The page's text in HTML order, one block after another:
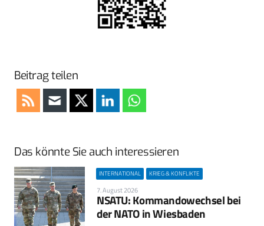
Beitrag teilen
Das könnte Sie auch interessieren
INTERNATIONAL KRIEG & KONFLIKTE
7. August 2026
NSATU: Kommandowechsel bei
der NATO in Wiesbaden